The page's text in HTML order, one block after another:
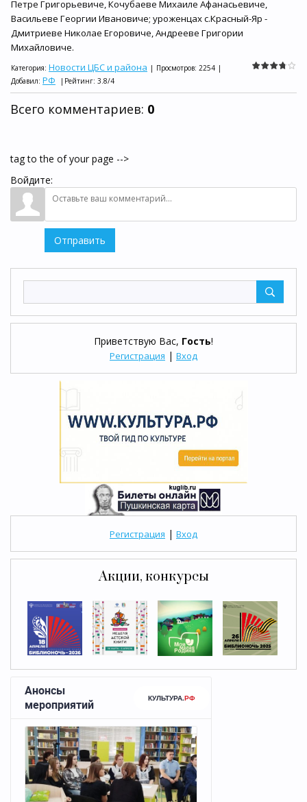
Приветствую Вас, Гость!
Регистрация | Вход
Регистрация | Вход
Акции, конкурсы
Петре Григорьевиче, Кочубаеве Михаиле Афанасьевиче,
Васильеве Георгии Ивановиче; уроженцах с.Красный-Яр -
Дмитриеве Николае Егоровиче, Андрееве Григории
Михайловиче.
Категория: Новости ЦБС и района | Просмотров: 2254 |
Добавил: РФ | Рейтинг: 3.8/4
Всего комментариев: 0
tag to the of your page -->
Войдите:
Отправить